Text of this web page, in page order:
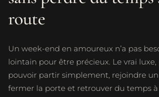
route
Un week-end en amoureux n’a pas
lointain pour être précieux. Le vrai luxe,
pouvoir partir simplement, rejoindre
fermer la porte et retrouver du temps à